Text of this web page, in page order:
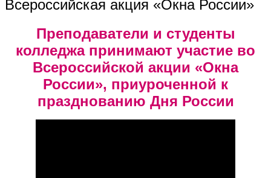
Всероссийская акция «Окна России»
Преподаватели и студенты
колледжа принимают участие во
Всероссийской акции «Окна
России», приуроченной к
празднованию Дня России